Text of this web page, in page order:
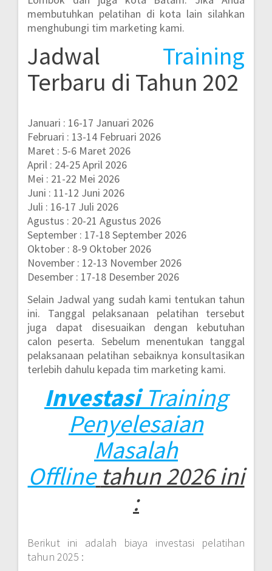
membutuhkan pelatihan di kota lain silahkan
menghubungi tim marketing kami.
Jadwal Training
Terbaru di Tahun 202
Januari : 16-17 Januari 2026
Februari : 13-14 Februari 2026
Maret : 5-6 Maret 2026
April : 24-25 April 2026
Mei : 21-22 Mei 2026
Juni : 11-12 Juni 2026
Juli : 16-17 Juli 2026
Agustus : 20-21 Agustus 2026
September : 17-18 September 2026
Oktober : 8-9 Oktober 2026
November : 12-13 November 2026
Desember : 17-18 Desember 2026
Selain Jadwal yang sudah kami tentukan tahun
ini. Tanggal pelaksanaan pelatihan tersebut
juga dapat disesuaikan dengan kebutuhan
calon peserta. Sebelum menentukan tanggal
pelaksanaan pelatihan sebaiknya konsultasikan
terlebih dahulu kepada tim marketing kami.
Investasi Training
Penyelesaian
Masalah
Offline tahun 2026 ini
:
Berikut ini adalah biaya investasi pelatihan
tahun 2025 :